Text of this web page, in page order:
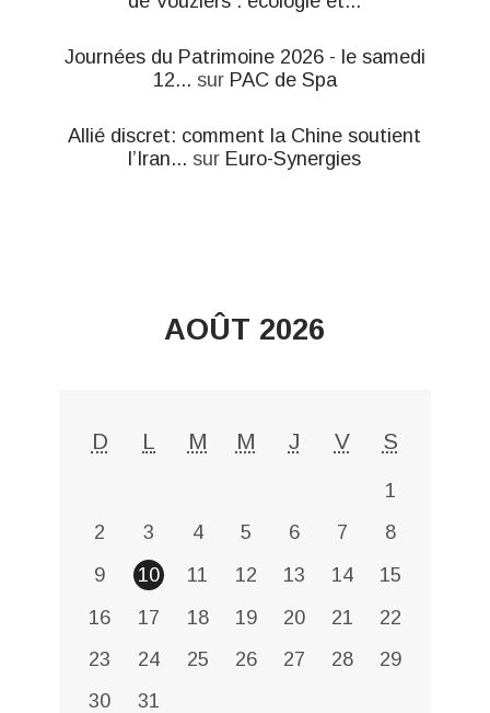
Journées du Patrimoine 2026 - le samedi
12... sur PAC de Spa
Allié discret: comment la Chine soutient
l’Iran... sur Euro-Synergies
AOÛT 2026
D L M M J V S
1
2
3 4 5 6 7
8
9
10 11 12 13 14
15
16
17 18 19 20 21
22
23
24 25 26 27 28
29
30
31